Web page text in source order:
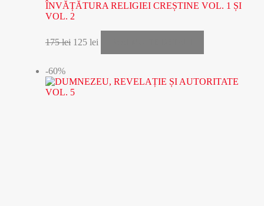
ÎNVĂȚĂTURA RELIGIEI CREȘTINE VOL. 1 ȘI
VOL. 2
175lei 125 lei
-60%